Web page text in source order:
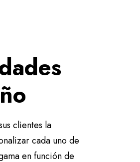
clientes la
cada uno de
en función de